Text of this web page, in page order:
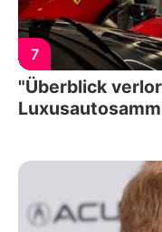
7
"Überblick